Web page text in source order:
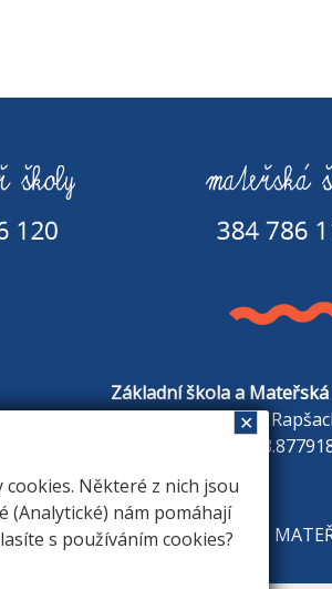
Základní škola a
378 07
GPS souřadnice:
O ŠKOLE|ZÁKLADNÍ ŠKOLA
Některé z nich jsou
(Analytické) nám pomáhají
s používáním cookies?
✕